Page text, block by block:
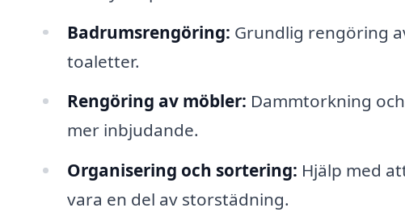
Badrumsrengöring: Grundlig rengöring
toaletter.
Rengöring av möbler: Dammtorkning
mer inbjudande.
Organisering och sortering: Hjälp med
vara en del av storstädning.